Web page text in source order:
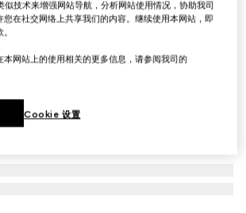
织物
技术来增强网站导航，分析网站使用情况，协助我司
您在社交网络上共享我们的内容。继续使用本网站，即
本网站上的使用相关的更多信息，请参阅我司的
Cookie 设置